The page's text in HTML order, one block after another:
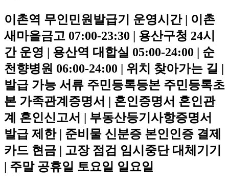
이촌역 무인민원발급기 운영시간 | 이촌
새마을금고 07:00-23:30 | 용산구청 24시
간 운영 | 용산역 대합실 05:00-24:00 | 순
천향병원 06:00-24:00 | 위치 찾아가는 길 |
발급 가능 서류 주민등록등본 주민등록초
본 가족관계증명서 | 혼인증명서 혼인관
계 혼인신고서 | 부동산등기사항증명서
발급 제한 | 준비물 신분증 본인인증 결제
카드 현금 | 고장 점검 임시중단 대체기기
| 주말 공휴일 토요일 일요일